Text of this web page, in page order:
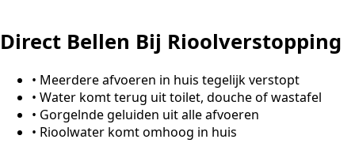
Direct Bellen Bij Rioolverstopping
• Meerdere afvoeren in huis tegelijk verstopt
• Water komt terug uit toilet, douche of wastafel
• Gorgelnde geluiden uit alle afvoeren
• Rioolwater komt omhoog in huis